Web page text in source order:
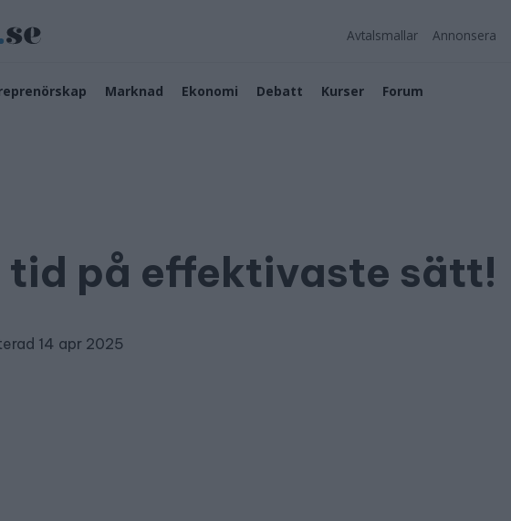
Avtalsmallar Annonsera
Marknad Ekonomi Debatt Kurser Forum
på effektivaste sätt!
14 apr 2025